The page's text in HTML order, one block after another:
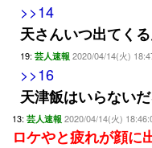
>>14
天さんいつ出てく
19: 芸人速報 2020/04/14(火)
>>16
天津飯はいらない
13: 芸人速報 2020/04/14(火)
ロケやと疲れが顔に